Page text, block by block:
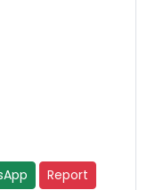
Report